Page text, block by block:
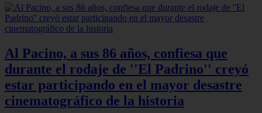
Al Pacino, a sus 86 años, confiesa que
durante el rodaje de ''El Padrino'' creyó
estar participando en el mayor desastre
cinematográfico de la historia